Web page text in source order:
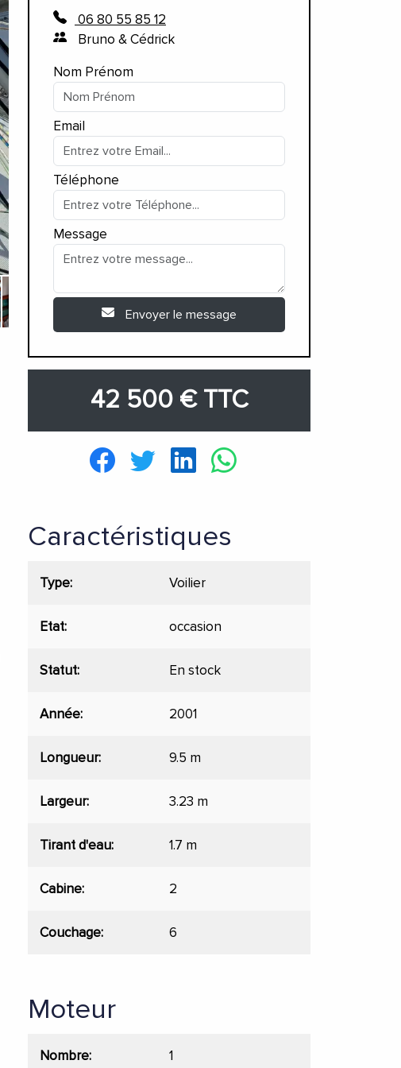
06 80 55 85 12
Bruno & Cédrick
Nom Prénom
Email
Téléphone
Message
Envoyer le message
42 500 € TTC
Caractéristiques
Type Voilier
Etat occasion
Statut En stock
Année 2001
Longueur 9.5 m
Largeur 3.23 m
Tirant d'eau 1.7 m
Cabine 2
Couchage 6
Moteur
Nombre 1